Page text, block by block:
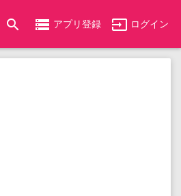
search storage アプリ登録 input ログイン